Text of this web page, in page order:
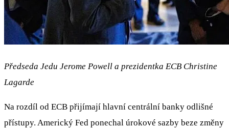
Předseda Jedu Jerome Powell a prezidentka ECB Christine
Lagarde
Na rozdíl od ECB přijímají hlavní centrální banky odlišné
přístupy. Americký Fed ponechal úrokové sazby beze změny